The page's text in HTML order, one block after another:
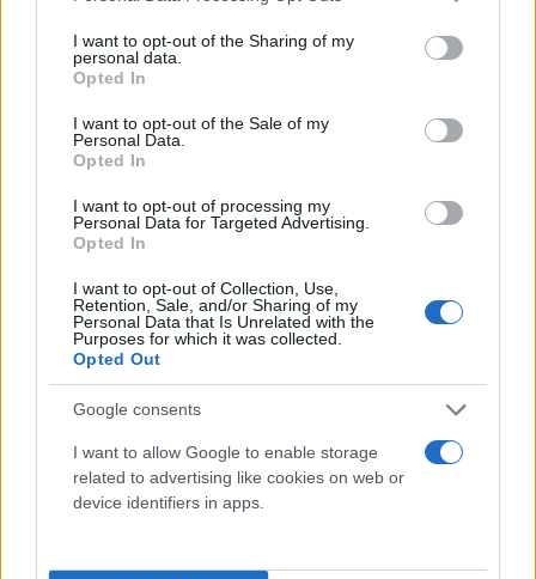
not limited to your visit or usage behaviour. You may click to
grant or deny consent to Google and its third-party tags to
use your data for below specified purposes in below Google
consent section.
I want to opt-out of the Sharing of my
personal data.
Opted In
I want to opt-out of the Sale of my
Personal Data.
Opted In
I want to opt-out of processing my
Personal Data for Targeted Advertising.
Opted In
I want to opt-out of Collection, Use,
Retention, Sale, and/or Sharing of my
Personal Data that Is Unrelated with the
Purposes for which it was collected.
Opted Out
Google consents
I want to allow Google to enable storage
related to advertising like cookies on web or
device identifiers in apps.